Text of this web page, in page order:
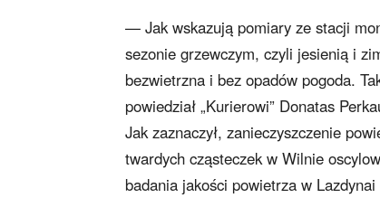
— Jak wskazują pomiary ze stacji
sezonie grzewczym, czyli jesienią i
bezwietrzna i bez opadów pogoda.
powiedział „Kurierowi” Donatas
Jak zaznaczył, zanieczyszczenie
twardych cząsteczek w Wilnie
badania jakości powietrza w